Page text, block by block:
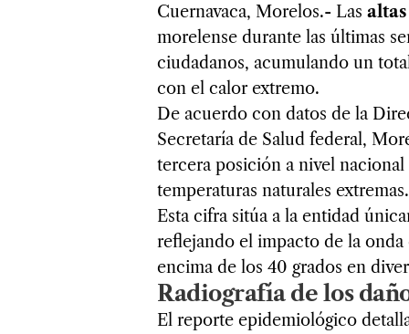
Cuernavaca, Morelos.- Las
morelense durante las últimas
ciudadanos, acumulando un
con el calor extremo.
De acuerdo con datos de la
Secretaría de Salud federal,
tercera posición a nivel
temperaturas naturales extremas.
Esta cifra sitúa a la entidad
reflejando el impacto de la
encima de los 40 grados en
Radiografía de los
El reporte epidemiológico